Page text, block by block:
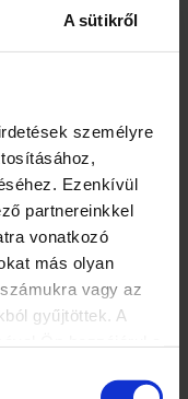
A sütikről
személyre
Ezenkívül
partnereinkkel
vonatkozó
más olyan
vagy az
gyűjtöttek. A
hu/tartalom/
jogszabály vagy az
gyűjtésekor
megadása
milyen
gyűjtjük